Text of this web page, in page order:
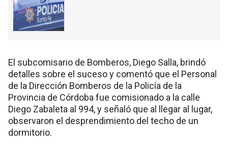
El subcomisario de Bomberos, Diego Salla, brindó
detalles sobre el suceso y comentó que el Personal
de la Dirección Bomberos de la Policía de la
Provincia de Córdoba fue comisionado a la calle
Diego Zabaleta al 994, y señaló que al llegar al lugar,
observaron el desprendimiento del techo de un
dormitorio.